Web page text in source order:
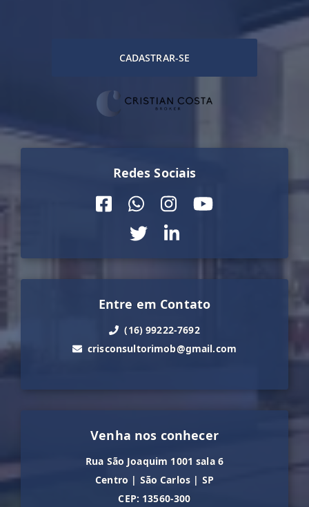
CADASTRAR-SE
Redes Sociais
Entre em Contato
(16) 99222-7692
crisconsultorimob@gmail.com
Venha nos conhecer
Rua São Joaquim 1001 sala 6
Centro | São Carlos | SP
CEP: 13560-300